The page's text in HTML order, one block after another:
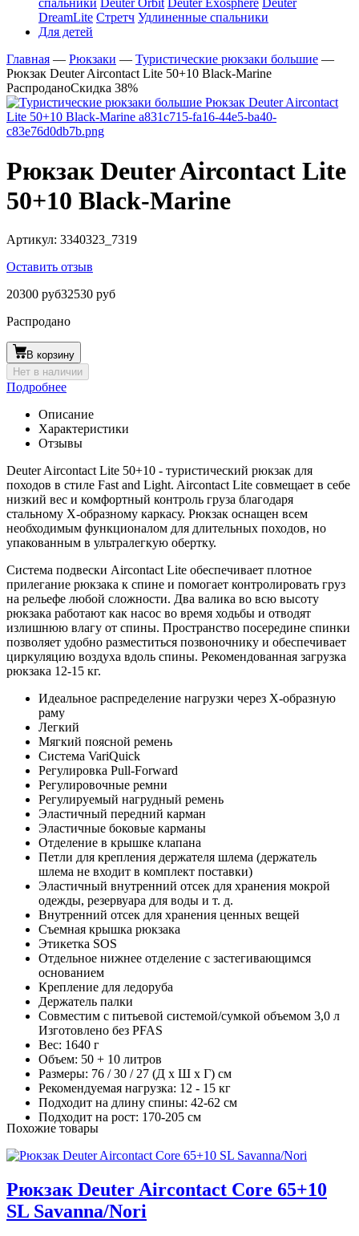
спальники Deuter Orbit Deuter Exosphere
Deuter
DreamLite Стретч Удлиненные спальники
Для детей
Главная — Рюкзаки — Туристические рюкзаки большие —
Рюкзак Deuter Aircontact Lite 50+10 Black-Marine
РаспроданоСкидка 38%
Рюкзак Deuter Aircontact Lite
50+10 Black-Marine
Артикул: 3340323_7319
Оставить отзыв
20300 руб32530 руб
Распродано
В корзину
Нет в наличии
Подробнее
Описание
Характеристики
Отзывы
Deuter Aircontact Lite 50+10 - туристический рюкзак для
походов в стиле Fast and Light. Aircontact Lite совмещает в себе
низкий вес и комфортный контроль груза благодаря
стальному Х-образному каркасу. Рюкзак оснащен всем
необходимым функционалом для длительных походов, но
упакованным в ультралегкую обертку.
Система подвески Aircontact Lite обеспечивает плотное
прилегание рюкзака к спине и помогает контролировать груз
на рельефе любой сложности. Два валика во всю высоту
рюкзака работают как насос во время ходьбы и отводят
излишнюю влагу от спины. Пространство посередине спинки
позволяет удобно разместиться позвоночнику и обеспечивает
циркуляцию воздуха вдоль спины. Рекомендованная загрузка
рюкзака 12-15 кг.
Идеальное распределение нагрузки через X-образную
раму
Легкий
Мягкий поясной ремень
Система VariQuick
Регулировка Pull-Forward
Регулировочные ремни
Регулируемый нагрудный ремень
Эластичный передний карман
Эластичные боковые карманы
Отделение в крышке клапана
Петли для крепления держателя шлема (держатель
шлема не входит в комплект поставки)
Эластичный внутренний отсек для хранения мокрой
одежды, резервуара для воды и т. д.
Внутренний отсек для хранения ценных вещей
Съемная крышка рюкзака
Этикетка SOS
Отдельное нижнее отделение с застегивающимся
основанием
Крепление для ледоруба
Держатель палки
Совместим с питьевой системой/сумкой объемом 3,0 л
Изготовлено без PFAS
Вес: 1640 г
Объем: 50 + 10 литров
Размеры: 76 / 30 / 27 (Д x Ш x Г) см
Рекомендуемая нагрузка: 12 - 15 кг
Подходит на длину спины: 42-62 см
Подходит на рост: 170-205 см
Похожие товары
Рюкзак Deuter Aircontact Core 65+10
SL Savanna/Nori